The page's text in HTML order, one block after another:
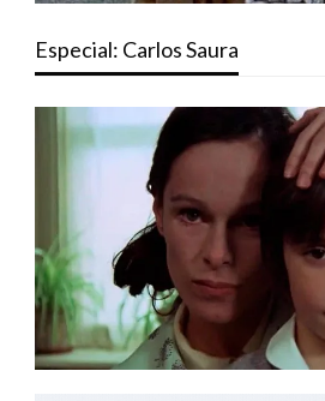
Especial: Carlos Saura